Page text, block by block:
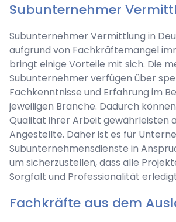
Subunternehmer
Subunternehmer Vermittlung in
aufgrund von Fachkräftemangel
bringt einige Vorteile mit sich. Die
Subunternehmer verfügen über
Fachkenntnisse und Erfahrung im
jeweiligen Branche. Dadurch
Qualität ihrer Arbeit gewährleisten
Angestellte. Daher ist es für
Subunternehmensdienste in
um sicherzustellen, dass alle
Sorgfalt und Professionalität
Fachkräfte aus dem